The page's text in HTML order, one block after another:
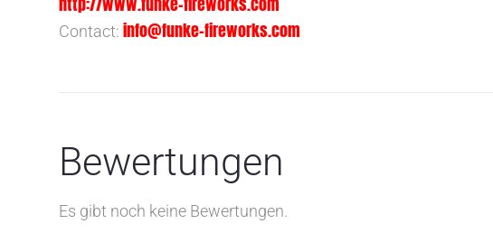
Contact: info@funke-fireworks.com
Bewertungen
Es gibt noch keine Bewertungen.